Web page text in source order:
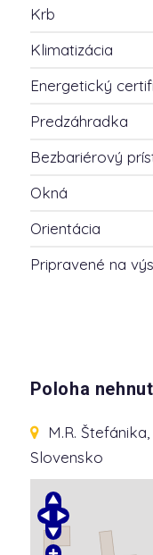
Krb
Klimatizácia
Energetický
Predzáhradka
Bezbariérový
Okná
Orientácia
Pripravené na
Poloha
M.R. Štefánika
Slovensko